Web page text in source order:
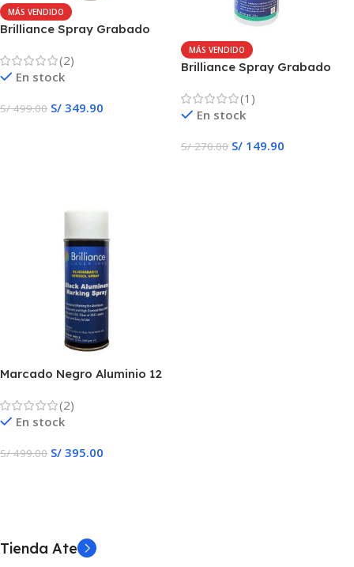
MÁS VENDIDO
Brilliance Spray Grabado
(2)
En stock
S/499.00 S/ 349.90
MÁS VENDIDO
Brilliance Spray Grabado
(1)
En stock
S/270.00 S/ 149.90
Marcado Negro Aluminio 12
(2)
En stock
S/499.00 S/ 395.00
Tienda Ate